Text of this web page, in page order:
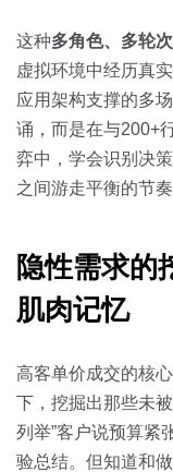
这种多角色、多轮
虚拟环境中经历真
应用架构支撑的多
诵，而是在与200+
弈中，学会识别决
之间游走平衡的节奏
隐性需求的
肌肉记忆
高客单价成交的核
下，挖掘出那些未
列举”客户说预算紧
验总结。但知道和